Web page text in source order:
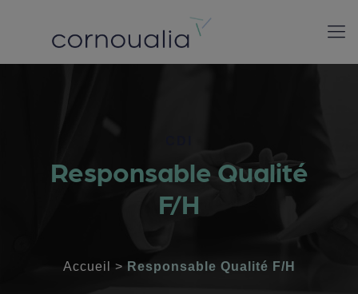
Responsable Qualité
F/H
Accueil > Responsable Qualité F/H